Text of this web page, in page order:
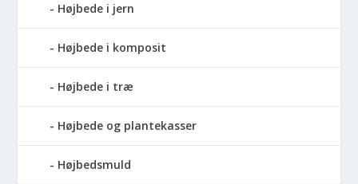
Højbede i jern
Højbede i komposit
Højbede i træ
Højbede og plantekasser
Højbedsmuld